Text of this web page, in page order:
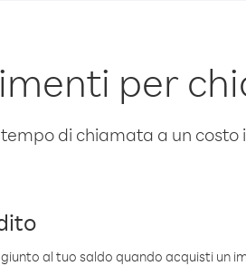
per
di chiamata a un
al tuo saldo quando acquisti un